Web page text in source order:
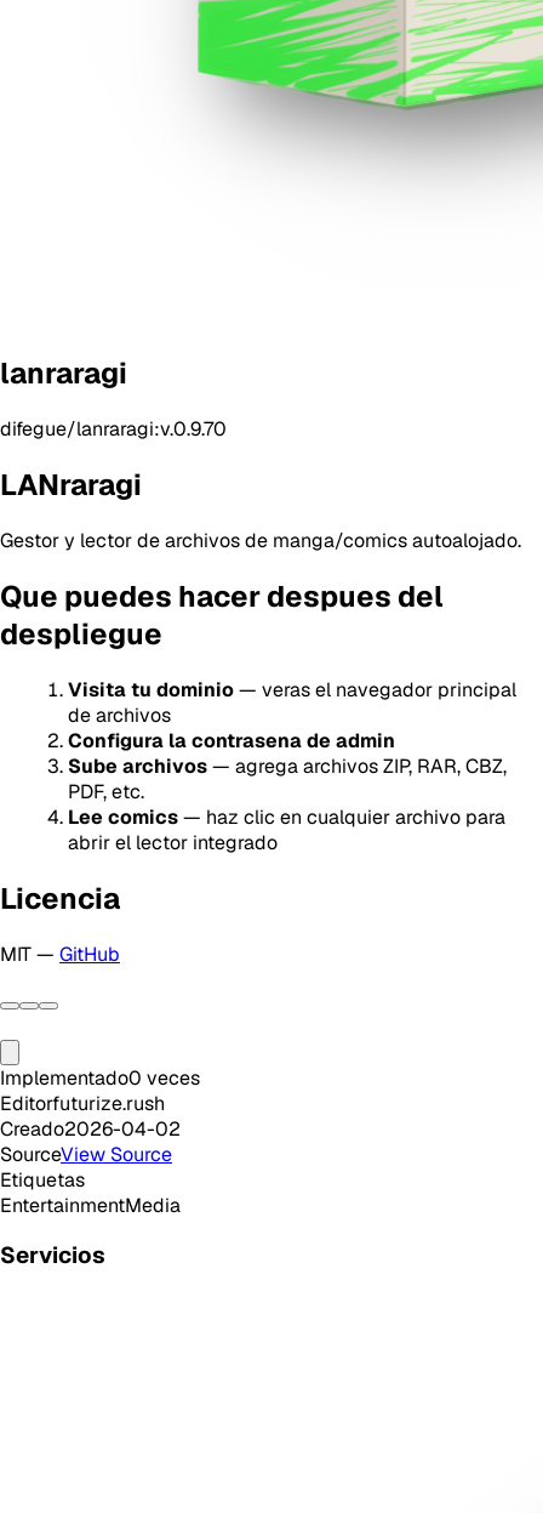
lanraragi
difegue/lanraragi:v.0.9.70
LANraragi
Gestor y lector de archivos de manga/comics autoalojado.
Que puedes hacer despues del
despliegue
Visita tu dominio— veras el navegador principal
de archivos
Configura la contrasena de admin
Sube archivos— agrega archivos ZIP, RAR, CBZ,
PDF, etc.
Lee comics— haz clic en cualquier archivo para
abrir el lector integrado
Licencia
MIT — GitHub
Implementado0 veces
Editorfuturize.rush
Creado2026-04-02
SourceView Source
Etiquetas
EntertainmentMedia
Servicios